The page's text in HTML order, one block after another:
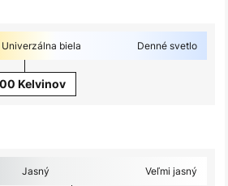
Univerzálna biela Denné svetlo
Kelvinov
Jasný Veľmi jasný